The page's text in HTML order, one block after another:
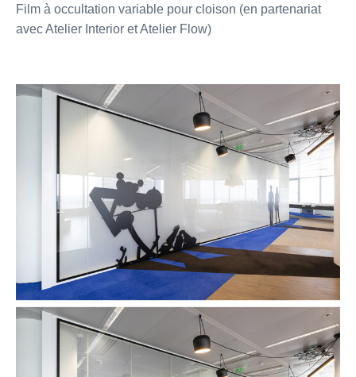
Film à occultation variable pour cloison (en partenariat
avec Atelier Interior et Atelier Flow)